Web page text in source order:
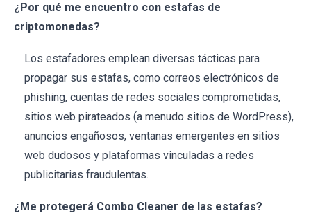
¿Por qué me encuentro con estafas de
criptomonedas?
Los estafadores emplean diversas tácticas para
propagar sus estafas, como correos electrónicos de
phishing, cuentas de redes sociales comprometidas,
sitios web pirateados (a menudo sitios de WordPress),
anuncios engañosos, ventanas emergentes en sitios
web dudosos y plataformas vinculadas a redes
publicitarias fraudulentas.
¿Me protegerá Combo Cleaner de las estafas?